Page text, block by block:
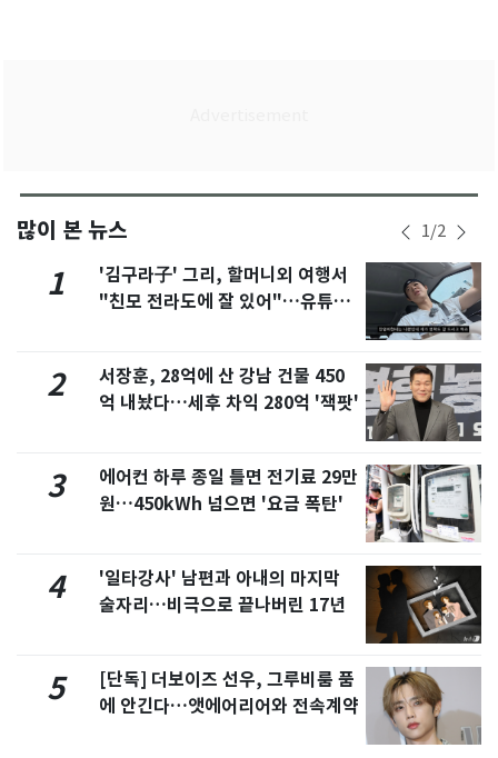
많이 본 뉴스 1/2
1
'김구라子' 그리, 할머니외 여행서
"친모 전라도에 잘 있어"…유튜브
2
서장훈, 28억에 산 강남 건물 450
억 내놨다…세후 차익 280억 '잭팟'
3
에어컨 하루 종일 틀면 전기료 29만
원…450kWh 넘으면 '요금 폭탄'
4
'일타강사' 남편과 아내의 마지막
술자리…비극으로 끝나버린 17년
5
[단독] 더보이즈 선우, 그루비룸 품
에 안긴다…앳에어리어와 전속계약